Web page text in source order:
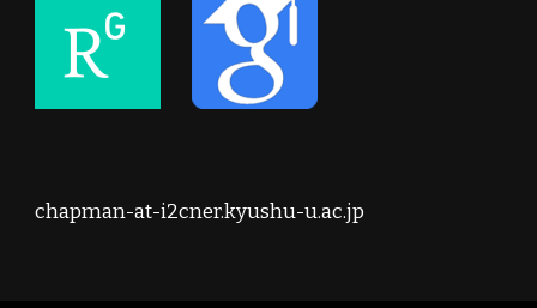
chapman-at-i2cner.kyushu-u.ac.jp